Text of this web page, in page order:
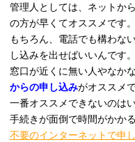
管理人としては、ネットか
の方が早くてオススメです。
もちろん、電話でも構わな
し込みを出せばいいんです。
窓口が近くに無い人やなか
からの申し込みがオススメで
一番オススメできないのは
手続きが面倒で時間がかか
不要のインターネットで申